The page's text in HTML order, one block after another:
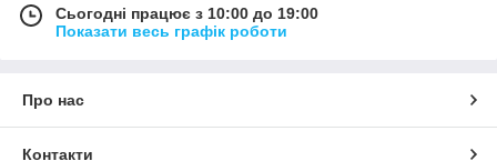
Сьогодні працює з 10:00 до 19:00
Показати весь графік роботи
Про нас
Контакти